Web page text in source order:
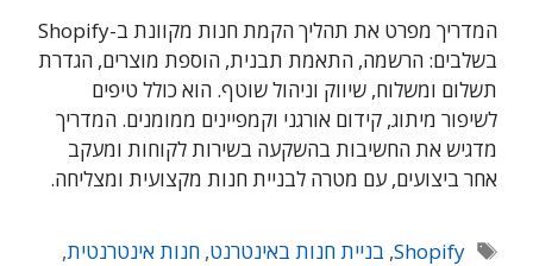
המדריך מפרט את תהליך הקמת חנות מקוונת ב-Shopify
בשלבים: הרשמה, התאמת תבנית, הוספת מוצרים, הגדרת
תשלום ומשלוח, שיווק וניהול שוטף. הוא כולל טיפים
לשיפור מיתוג, קידום אורגני וקמפיינים ממומנים. המדריך
מדגיש את החשיבות בהשקעה בשירות לקוחות ומעקב
אחר ביצועים, עם מטרה לבניית חנות מקצועית ומצליחה.
תגיות
Shopify
, בניית חנות באינטרנט,חנות אינטרנטית,